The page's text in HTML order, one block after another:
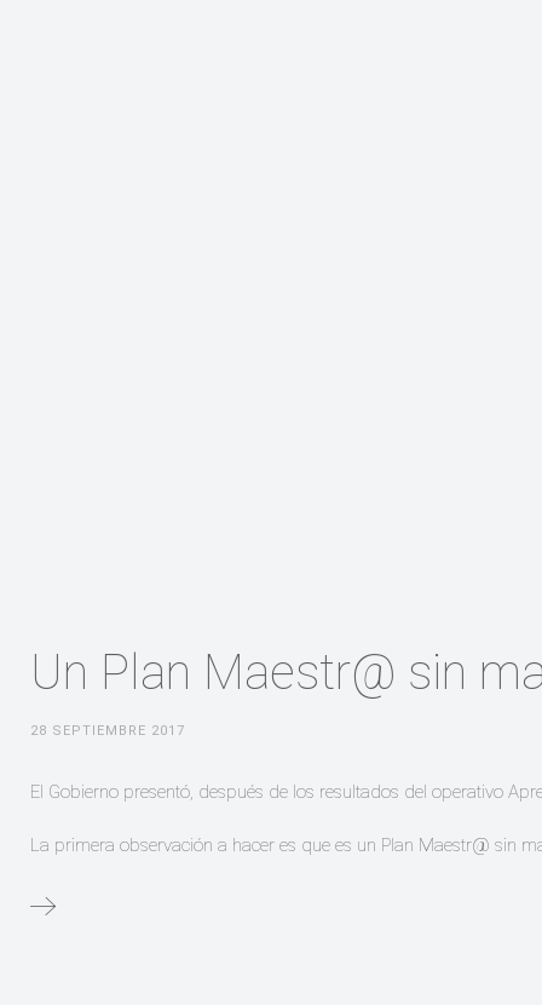
Un Plan Maestr@ sin
28 SEPTIEMBRE 2017
El Gobierno presentó, después de los resultados del operativo
La primera observación a hacer es que es un Plan Maestr@ sin